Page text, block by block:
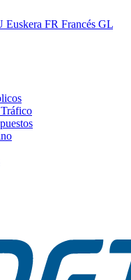
Euskera FR Francés GL